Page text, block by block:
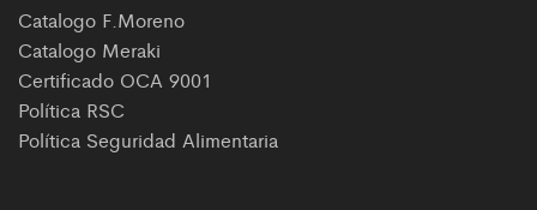
Catalogo F.Moreno
Catalogo Meraki
Certificado OCA 9001
Política RSC
Política Seguridad Alimentaria